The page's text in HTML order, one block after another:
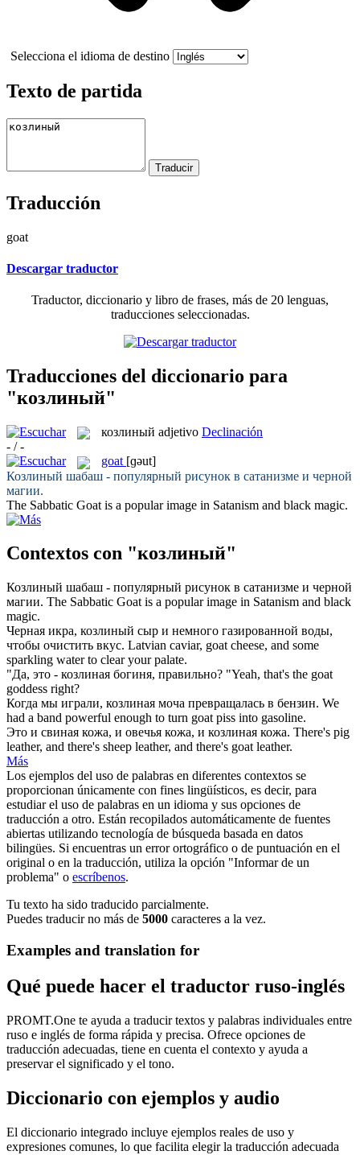
Selecciona el idioma de destino
Texto de partida
Traducción
goat
Descargar traductor
Traductor, diccionario y libro de frases, más de 20 lenguas,
traducciones seleccionadas.
Traducciones del diccionario para
"козлиный"
козлиный adjetivo Declinación
- / -
goat [ɡəut]
Козлиный шабаш - популярный рисунок в сатанизме и черной
магии.
The Sabbatic Goat is a popular image in Satanism and black magic.
Contextos con "козлиный"
Козлиный шабаш - популярный рисунок в сатанизме и черной
магии. The Sabbatic Goat is a popular image in Satanism and black
magic.
Черная икра, козлиный сыр и немного газированной воды,
чтобы очистить вкус. Latvian caviar, goat cheese, and some
sparkling water to clear your palate.
"Да, это - козлиная богиня, правильно? "Yeah, that's the goat
goddess right?
Когда мы играли, козлиная моча превращалась в бензин. We
had a band powerful enough to turn goat piss into gasoline.
Это и свиная кожа, и овечья кожа, и козлиная кожа. There's pig
leather, and there's sheep leather, and there's goat leather.
Más
Los ejemplos del uso de palabras en diferentes contextos se
proporcionan únicamente con fines lingüísticos, es decir, para
estudiar el uso de palabras en un idioma y sus opciones de
traducción a otro. Están recopilados automáticamente de fuentes
abiertas utilizando tecnología de búsqueda basada en datos
bilingües. Si encuentras un error ortográfico o de puntuación en el
original o en la traducción, utiliza la opción "Informar de un
problema" o escríbenos.
Tu texto ha sido traducido parcialmente.
Puedes traducir no más de 5000 caracteres a la vez.
Examples and translation for
Qué puede hacer el traductor ruso-inglés
PROMT.One te ayuda a traducir textos y palabras individuales entre
ruso e inglés de forma rápida y precisa. Ofrece opciones de
traducción adecuadas, tiene en cuenta el contexto y ayuda a
preservar el significado y el tono.
Diccionario con ejemplos y audio
El diccionario integrado incluye ejemplos reales de uso y
expresiones comunes, lo que facilita elegir la traducción adecuada